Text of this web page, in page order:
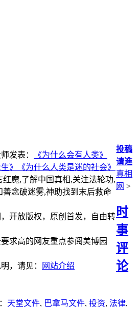
发表：
《为什么会有人类》
》
《为什么人类是迷的社会》
红魔,了解中国真相,关注法轮功,
善念破迷雾,神助找到末后救命
开放版权，原创首发，自由转
求高的网友重点参阅美博园
，请见：
网站介绍
投稿
请進
真相
网 >
时
事
评
论
天堂文件, 巴拿马文件, 投资, 法律,